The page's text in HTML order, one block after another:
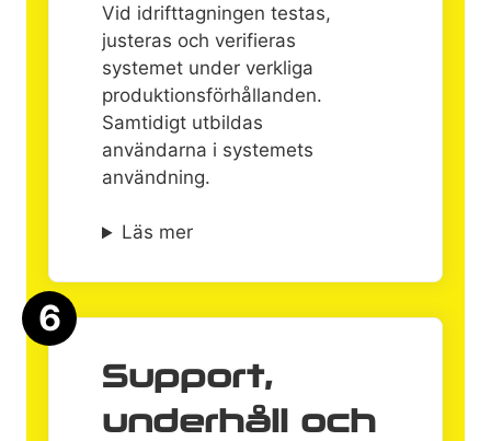
Vid idrifttagningen testas,
justeras och verifieras
systemet under verkliga
produktionsförhållanden.
Samtidigt utbildas
användarna i systemets
användning.
Läs mer
6
Support,
underhåll och